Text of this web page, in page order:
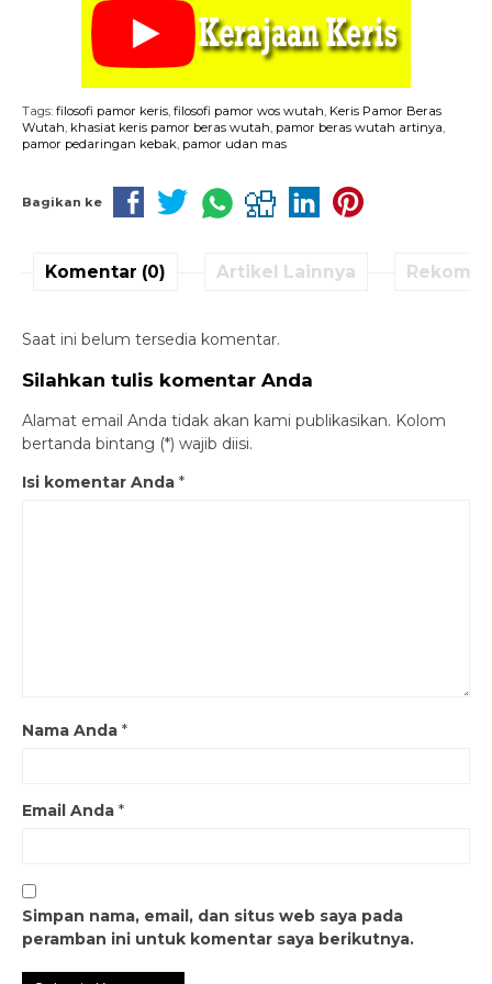
Tags: filosofi pamor keris, filosofi pamor wos wutah, Keris Pamor Beras
Wutah, khasiat keris pamor beras wutah, pamor beras wutah artinya,
pamor pedaringan kebak, pamor udan mas
Bagikan ke
Komentar (0) Artikel Lainnya
Saat ini belum tersedia komentar.
Silahkan tulis komentar Anda
Alamat email Anda tidak akan kami publikasikan. Kolom
bertanda bintang (*) wajib diisi.
Isi komentar Anda *
Nama Anda *
Email Anda *
Simpan nama, email, dan situs web saya pada
peramban ini untuk komentar saya berikutnya.